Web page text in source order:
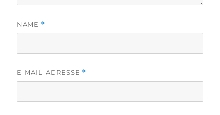
NAME *
E-MAIL-ADRESSE *